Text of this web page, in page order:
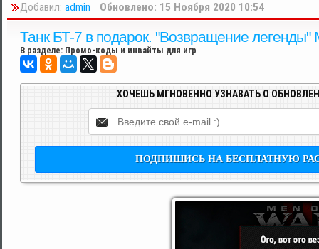
Добавил: admin Обновлено: 15 Ноября 2020 10:54
Танк БТ-7 в подарок. "Возвращение легенды"
В разделе: Промо-коды и инвайты для игр
ХОЧЕШЬ МГНОВЕННО УЗНАВАТЬ О